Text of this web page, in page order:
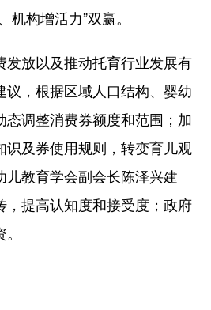
机构增活力”双赢。
放以及推动托育行业发展有
，根据区域人口结构、婴幼
态调整消费券额度和范围；加
识及券使用规则，转变育儿观
教育学会副会长陈泽兴建
，提高认知度和接受度；政府